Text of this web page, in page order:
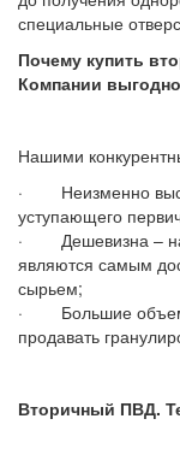
специальные
Почему купить
Компании выгодно
Нашими
· Неизменно
уступающего
· Дешевизна – на
являются самым
сырьем;
· Большие объемы
продавать
Вторичный ПВД.